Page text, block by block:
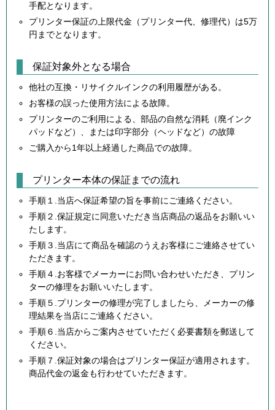
手配となります。
プリンター保証の上限代金（プリンター代、修理代）は5万
円までとなります。
保証対象外となる場合
他社の互換・リサイクルインクの利用履歴がある。
お客様の誤った使用方法による故障。
プリンターのご利用による、部品の自然な消耗（廃インク
パッドなど）、または印字部分（ヘッドなど）の故障
ご購入から1年以上経過した商品での故障。
プリンター本体の保証までの流れ
手順１.当店へ保証希望の旨を事前にご連絡ください。
手順２.保証規定に同意いただき当店商品の返品をお願いい
たします。
手順３.当店にて商品を確認のうえお客様にご連絡させてい
ただきます。
手順４.お客様でメーカーにお問い合わせいただき、プリン
ターの修理をお願いいたします。
手順５.プリンターの修理が完了しましたら、メーカーの修
理結果を当店にご連絡ください。
手順６.当店からご案内させていただく必要書類を郵送して
ください。
手順７.保証対象の場合はプリンター保証が適用されます。
商品代金の返金も行わせていただきます。